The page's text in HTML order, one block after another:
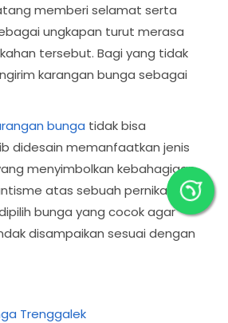
memberi selamat serta
ungkapan turut merasa
tersebut. Bagi yang tidak
karangan bunga sebagai
bunga tidak bisa
didesain memanfaatkan jenis
menyimbolkan kebahagiaan,
atas sebuah pernikahan.
bunga yang cocok agar
disampaikan sesuai dengan
Trenggalek